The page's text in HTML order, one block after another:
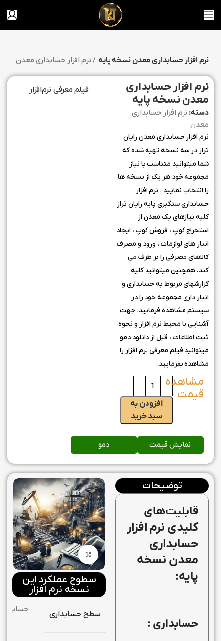
نرم افزار حسابداری معدن نسخه پایه
نرم افزار حسابداری
معدن نسخه پایه
دسته: نرم افزار حسابداری
معدن
نرم افزار حسابداری معدن رایان
تراز در سه نسخه تهیه شده که
شما میتوانید متناسب با نیاز
مجموعه خود هر یک از نسخه ها
را انتخاب نمایید . نرم افزار
حسابداری سنگبری پایه رایان تراز
کلیه نیازهای یک معدن از
استخراج کوپ ، فروش کوپ ، ایجاد
انبار های لوازمات ، ورود و مصرف
کالاهای مصرفی را بر طرف می
کند، همچنین میتوانید کلیه
گزارشهای مربوط به حسابداری و
انبار داری مجموعه خود را در
سیستم مشاهده فرمایید. جهت
آشنایی با محیط نرم افزار و نحوه
ثبت اطلاعات ، قبل از دانلود دمو
میتوانید فیلم معرفی نرم افزار را
مشاهده بفرمایید.
افزودن به
سبد خرید
نمایش قیمت دمو
فیلم معرفی نرم‌افزار
توضیحات
قابلیت‌های
کلیدی نرم افزار
حسابداری
معدن نسخه
پایه:
حسابداری :
بزرگنمایی تصویر
سطوح عملکرد این
نسخه نرم افزار
سطح حسابداری